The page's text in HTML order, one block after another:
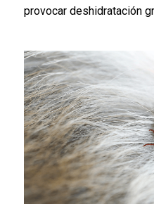
provocar deshidratación